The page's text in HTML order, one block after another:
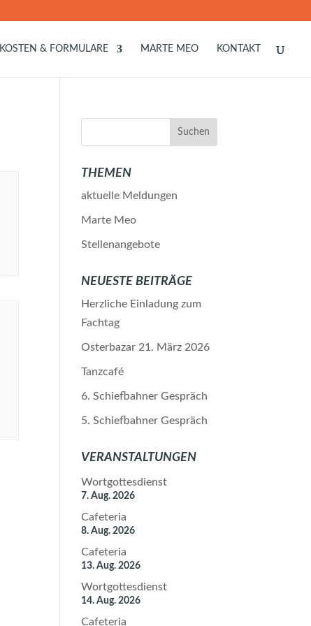
KOSTEN & FORMULARE MARTE MEO KONTAKT
THEMEN
aktuelle Meldungen
Marte Meo
Stellenangebote
NEUESTE BEITRÄGE
Herzliche Einladung zum
Fachtag
Osterbazar 21. März 2026
Tanzcafé
6. Schiefbahner Gespräch
5. Schiefbahner Gespräch
VERANSTALTUNGEN
Wortgottesdienst
7. Aug. 2026
Cafeteria
8. Aug. 2026
Cafeteria
13. Aug. 2026
Wortgottesdienst
14. Aug. 2026
Cafeteria